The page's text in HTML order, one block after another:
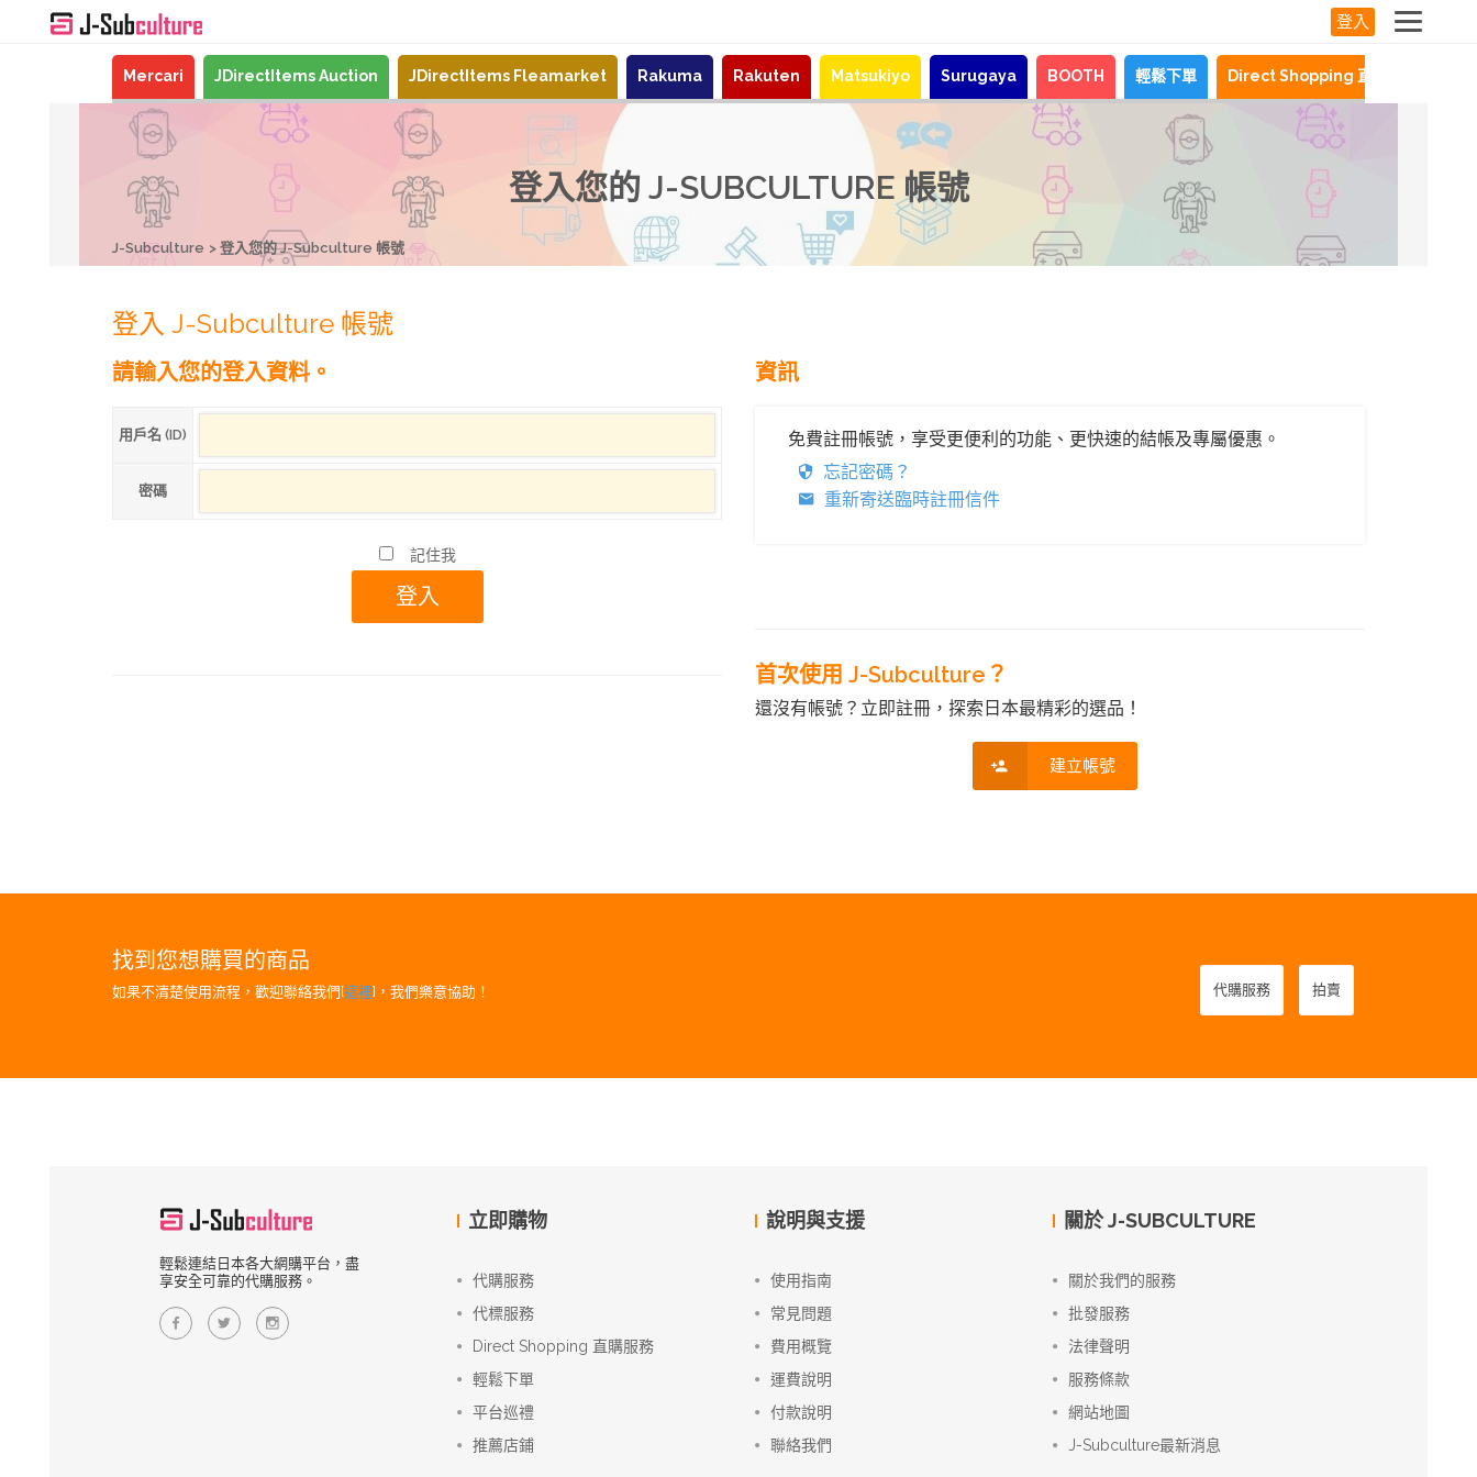
登入
Mercari JDirectItems Auction JDirectItems Fleamarket Rakuma Rakuten Matsukiyo Surugaya BOOTH 輕鬆下單 Direct Shopping 直購服務
登入您的 J-SUBCULTURE 帳號
J-Subculture 登入您的 J-Subculture 帳號
登入 J-Subculture 帳號
請輸入您的登入資料。
用戶名 (ID)
密碼
記住我
資訊
免費註冊帳號，享受更便利的功能、更快速的結帳及專屬優惠。
忘記密碼？
重新寄送臨時註冊信件
首次使用 J-Subculture？
還沒有帳號？立即註冊，探索日本最精彩的選品！
建立帳號
找到您想購買的商品
如果不清楚使用流程，歡迎聯絡我們[這裡]，我們樂意協助！ 代購服務 拍賣
輕鬆連結日本各大網購平台，盡
享安全可靠的代購服務。
立即購物
代購服務
代標服務
Direct Shopping 直購服務
輕鬆下單
平台巡禮
推薦店鋪
說明與支援
使用指南
常見問題
費用概覽
運費說明
付款說明
聯絡我們
關於 J-SUBCULTURE
關於我們的服務
批發服務
法律聲明
服務條款
網站地圖
J-Subculture最新消息